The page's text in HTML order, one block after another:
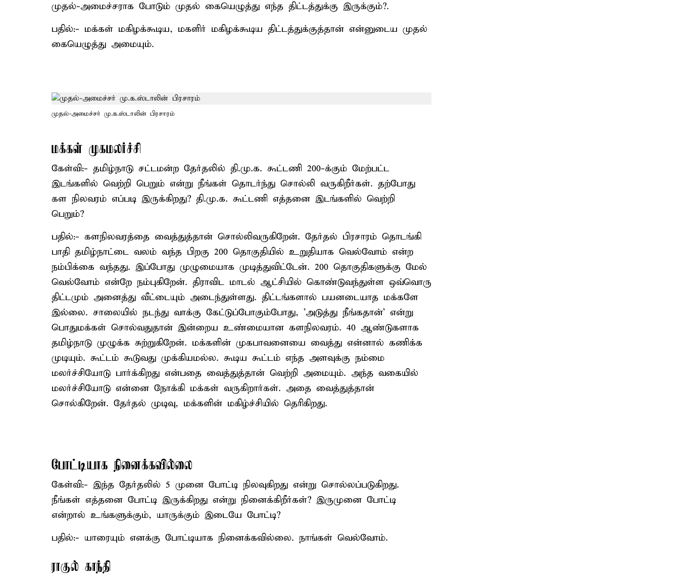
முதல்-அமைச்சராக போடும் முதல் கையெழுத்து எந்த திட்டத்துக்கு இருக்கும்?.
பதில்:- மக்கள் மகிழக்கூடிய, மகளிர் மகிழக்கூடிய திட்டத்துக்குத்தான் என்னுடைய முதல்
கையெழுத்து அமையும்.
முதல்-அமைச்சர் மு.க.ஸ்டாலின் பிரசாரம்
மக்கள் முகமலர்ச்சி
கேள்வி:- தமிழ்நாடு சட்டமன்ற தேர்தலில் தி.மு.க. கூட்டணி 200-க்கும் மேற்பட்ட
இடங்களில் வெற்றி பெறும் என்று நீங்கள் தொடர்ந்து சொல்லி வருகிறீர்கள். தற்போது
கள நிலவரம் எப்படி இருக்கிறது? தி.மு.க. கூட்டணி எத்தனை இடங்களில் வெற்றி
பெறும்?
பதில்:- களநிலவரத்தை வைத்துத்தான் சொல்லிவருகிறேன். தேர்தல் பிரசாரம் தொடங்கி
பாதி தமிழ்நாட்டை வலம் வந்த பிறகு 200 தொகுதியில் உறுதியாக வெல்வோம் என்ற
நம்பிக்கை வந்தது. இப்போது முழுமையாக முடித்துவிட்டேன். 200 தொகுதிகளுக்கு மேல்
வெல்வோம் என்றே நம்புகிறேன். திராவிட மாடல் ஆட்சியில் கொண்டுவந்துள்ள ஒவ்வொரு
திட்டமும் அனைத்து வீட்டையும் அடைந்துள்ளது. திட்டங்களால் பயனடையாத மக்களே
இல்லை. சாலையில் நடந்து வாக்கு கேட்டுப்போகும்போது, 'அடுத்து நீங்கதான்' என்று
பொதுமக்கள் சொல்வதுதான் இன்றைய உண்மையான களநிலவரம். 40 ஆண்டுகளாக
தமிழ்நாடு முழுக்க சுற்றுகிறேன். மக்களின் முகபாவனையை வைத்து என்னால் கணிக்க
முடியும். கூட்டம் கூடுவது முக்கியமல்ல. கூடிய கூட்டம் எந்த அளவுக்கு நம்மை
மலர்ச்சியோடு பார்க்கிறது என்பதை வைத்துத்தான் வெற்றி அமையும். அந்த வகையில்
மலர்ச்சியோடு என்னை நோக்கி மக்கள் வருகிறார்கள். அதை வைத்துத்தான்
சொல்கிறேன். தேர்தல் முடிவு, மக்களின் மகிழ்ச்சியில் தெரிகிறது.
போட்டியாக நினைக்கவில்லை
கேள்வி:- இந்த தேர்தலில் 5 முனை போட்டி நிலவுகிறது என்று சொல்லப்படுகிறது.
நீங்கள் எத்தனை போட்டி இருக்கிறது என்று நினைக்கிறீர்கள்? இருமுனை போட்டி
என்றால் உங்களுக்கும், யாருக்கும் இடையே போட்டி?
பதில்:- யாரையும் எனக்கு போட்டியாக நினைக்கவில்லை. நாங்கள் வெல்வோம்.
ராகுல் காந்தி